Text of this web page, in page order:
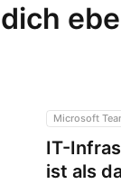
Microsoft
IT-
ist als